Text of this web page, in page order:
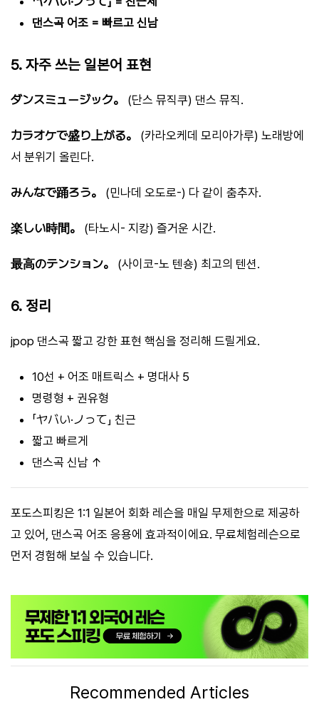
댄스곡 어조 = 빠르고 신남
5. 자주 쓰는 일본어 표현
ダンスミュージック。 (단스 뮤직쿠) 댄스 뮤직.
カラオケで盛り上がる。
(카라오케데 모리아가루) 노래방에
서 분위기 올린다.
みんなで踊ろう。 (민나데 오도로-) 다 같이 춤추자.
楽しい時間。 (타노시- 지캉) 즐거운 시간.
最高のテンション。 (사이코-노 텐숑) 최고의 텐션.
6. 정리
jpop 댄스곡 짧고 강한 표현 핵심을 정리해 드릴게요.
10선 + 어조 매트릭스 + 명대사 5
명령형 + 권유형
「ヤバい·ノって」 친근
짧고 빠르게
댄스곡 신남 ↑
포도스피킹은 1:1 일본어 회화 레슨을 매일 무제한으로 제공하
고 있어, 댄스곡 어조 응용에 효과적이에요. 무료체험레슨으로
먼저 경험해 보실 수 있습니다.
Recommended Articles